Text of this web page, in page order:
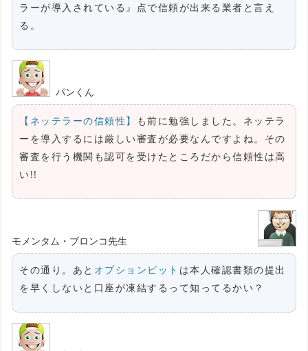
ラーが導入されている』点で信頼が出来る業者と言え
る。
パンくん
【ネッテラーの信頼性】
も前に勉強しました。ネッテラ
ーを導入するには厳しい審査が必要なんですよね。その
審査を行う機関も認可を受けたところだから信頼性は高
い!!
モメンタム・ブロンコ先生
その通り。あと オプションビット は本人確認書類の提出
を早くしないと口座が凍結するって知ってるかい？